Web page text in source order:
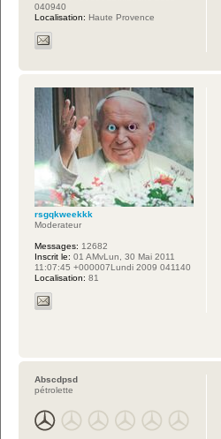
040940
Localisation: Haute Provence
rsgqkweekkk
Moderateur
Messages: 12682
Inscrit le: 01 AMvLun, 30 Mai 2011
11:07:45 +000007Lundi 2009 041140
Localisation: 81
Abscdpsd
pétrolette